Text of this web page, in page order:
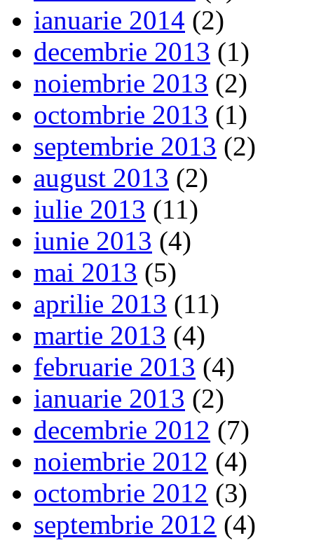
ianuarie 2014 (2)
decembrie 2013 (1)
noiembrie 2013 (2)
octombrie 2013 (1)
septembrie 2013 (2)
august 2013 (2)
iulie 2013 (11)
iunie 2013 (4)
mai 2013 (5)
aprilie 2013 (11)
martie 2013 (4)
februarie 2013 (4)
ianuarie 2013 (2)
decembrie 2012 (7)
noiembrie 2012 (4)
octombrie 2012 (3)
septembrie 2012 (4)